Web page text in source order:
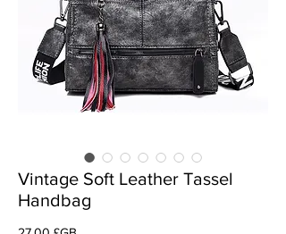
Vintage Soft Leather Tassel
Handbag